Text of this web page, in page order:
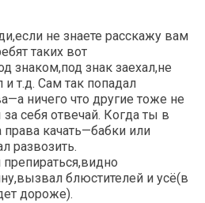
не знаете расскажу вам
таких вот
знаком,под знак заехал,не
и т.д. Сам так попадал
ничего что другие тоже не
себя отвечай. Когда ты в
качать—бабки или
развозить.
блюстителей и усё(в
дороже).